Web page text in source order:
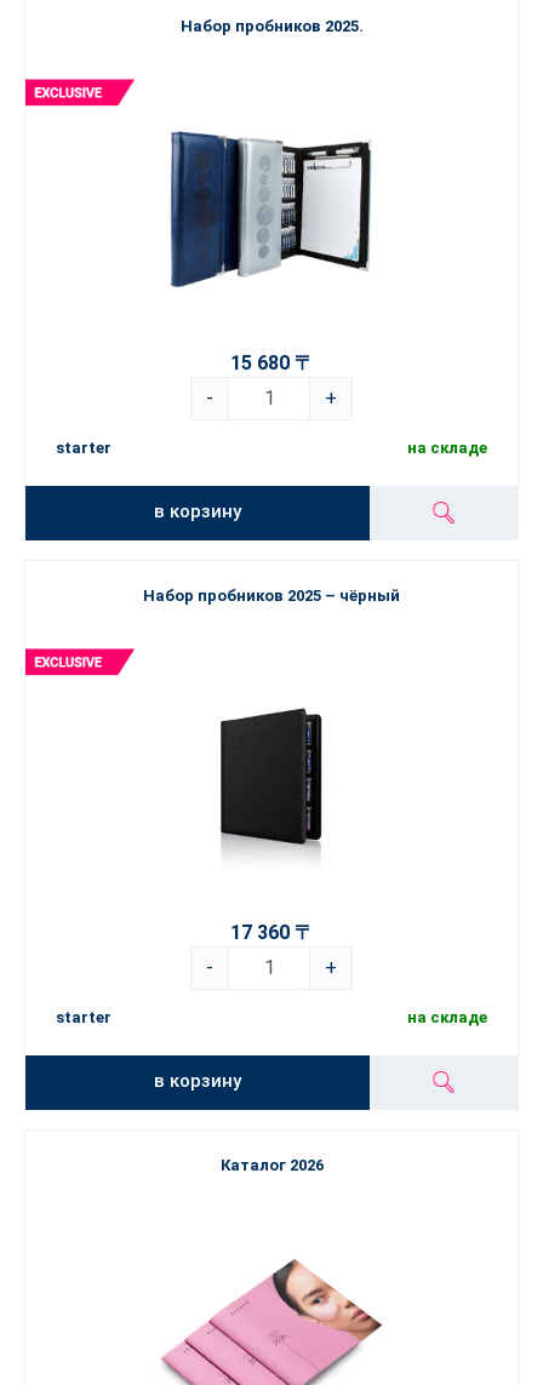
Набор пробников 2025.
15 680 〒
-
+
starter на складе
в корзину
Набор пробников 2025 – чёрный
17 360 〒
-
+
starter на складе
в корзину
Каталог 2026